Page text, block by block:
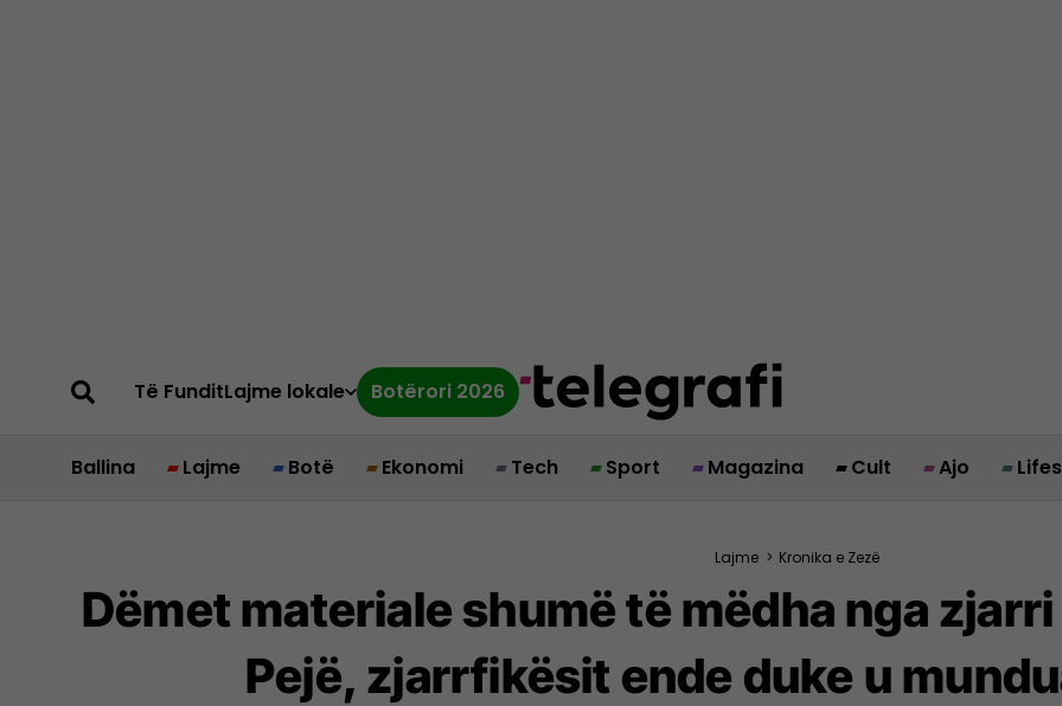
Të FunditLajme lokale Botërori 2026
Ballina Lajme Botë Ekonomi Tech Sport Magazina Cult Ajo
Lajme > Kronika e Zezë
Dëmet materiale shumë të mëdha nga zjarri
Pejë, zjarrfikësit ende duke u